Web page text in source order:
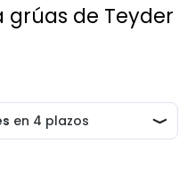
grúas de Teyder